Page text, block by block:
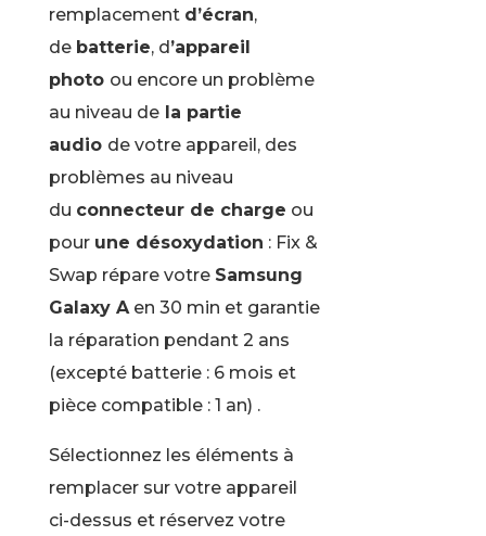
remplacement d’écran,
de batterie, d’appareil
photo ou encore un problème
au niveau dela partie
audio de votre appareil, des
problèmes au niveau
du connecteur de charge ou
pour une désoxydation : Fix &
Swap répare votre Samsung
Galaxy Aen 30 min et garantie
la réparation pendant 2 ans
(excepté batterie : 6 mois et
pièce compatible : 1 an) .
Sélectionnez les éléments à
remplacer sur votre appareil
ci-dessus et réservez votre